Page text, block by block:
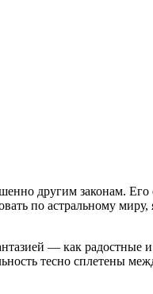
другим законам.
по астральному
— как радостные
тесно сплетены